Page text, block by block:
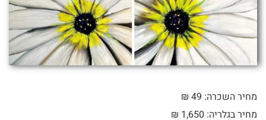
מחיר השכרה: 49 ₪
מחיר בגלריה: 1,650 ₪